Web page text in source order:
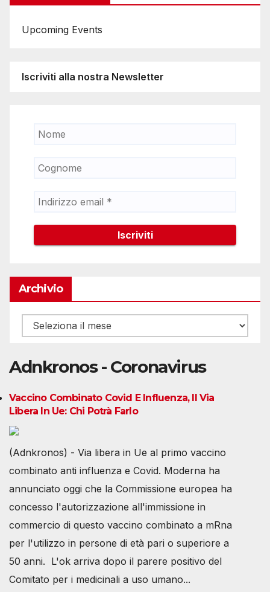
Upcoming Events
Iscriviti alla nostra Newsletter
Archivio
Archivio
Adnkronos - Coronavirus
Vaccino Combinato Covid E Influenza, Il Via
Libera In Ue: Chi Potrà Farlo
(Adnkronos) - Via libera in Ue al primo vaccino
combinato anti influenza e Covid. Moderna ha
annunciato oggi che la Commissione europea ha
concesso l'autorizzazione all'immissione in
commercio di questo vaccino combinato a mRna
per l'utilizzo in persone di età pari o superiore a
50 anni. L'ok arriva dopo il parere positivo del
Comitato per i medicinali a uso umano...